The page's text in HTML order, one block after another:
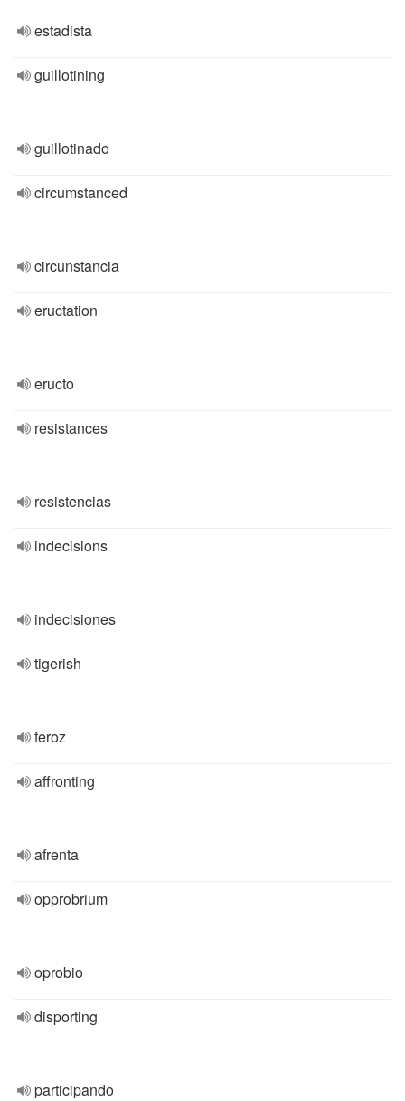
estadista
guillotining
guillotinado
circumstanced
circunstancia
eructation
eructo
resistances
resistencias
indecisions
indecisiones
tigerish
feroz
affronting
afrenta
opprobrium
oprobio
disporting
participando